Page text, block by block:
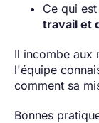
Ce qui
travail et
Il incombe aux
l'équipe
comment sa
Bonnes